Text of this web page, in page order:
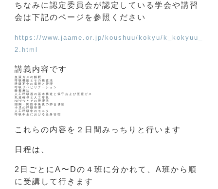
ちなみに認定委員会が認定している学会や講習
会は下記のページを参照ください
https://www.jaame.or.jp/koushuu/kokyu/k_kokyuu_
2.html
講義内容です
血液ガスの解釈
呼吸機能とその検査法
呼吸不全の病態と管理
呼吸リハビリテーション
酸素療法
人工呼吸器の基本構造と保守および医療ガス
気道確保と人工呼吸
NPPVとその管理法
開胸・開腹手術後の肺合併症
小児の呼吸管理
人工呼吸中のモニタ
呼吸不全における全身管理
これらの内容を２日間みっちりと行います
日程は、
2日ごとにA〜Dの４班に分かれて、A班から順
に受講して行きます